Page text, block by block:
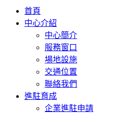
首頁
中心介紹
中心簡介
服務窗口
場地設施
交通位置
聯絡我們
進駐育成
企業進駐申請